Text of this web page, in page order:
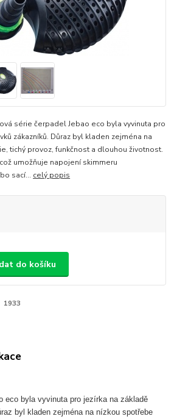
série čerpadel Jebao eco byla vyvinuta pro
zákazníků. Důraz byl kladen zejména na
tichý provoz, funkčnost a dlouhou životnost.
umožňuje napojení skimmeru
sací... celý popis
do košíku
1933
eco byla vyvinuta pro jezírka na základě
byl kladen zejména na nízkou spotřebe